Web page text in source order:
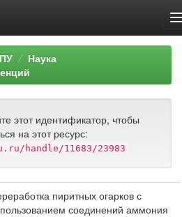
Наука
этот идентификатор, чтобы
на этот ресурс:
handle/11683/23983
пиритных огарков с
соединений аммония